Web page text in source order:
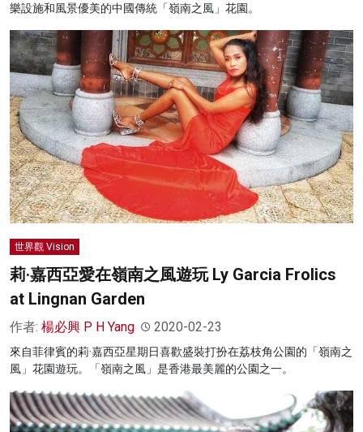
樂設施和風景優美的中國傳統「嶺南之風」花園。
世界觀 Vision
莉·嘉西亞愛在嶺南之風遊玩 Ly Garcia Frolics
at Lingnan Garden
作者: 楊必興 P H Yang 2020-02-23
來自菲律賓的莉·嘉西亞星期日喜歡盛裝打扮在荔枝角公園的「嶺南之
風」花園遊玩。「嶺南之風」是香港最美麗的公園之一。